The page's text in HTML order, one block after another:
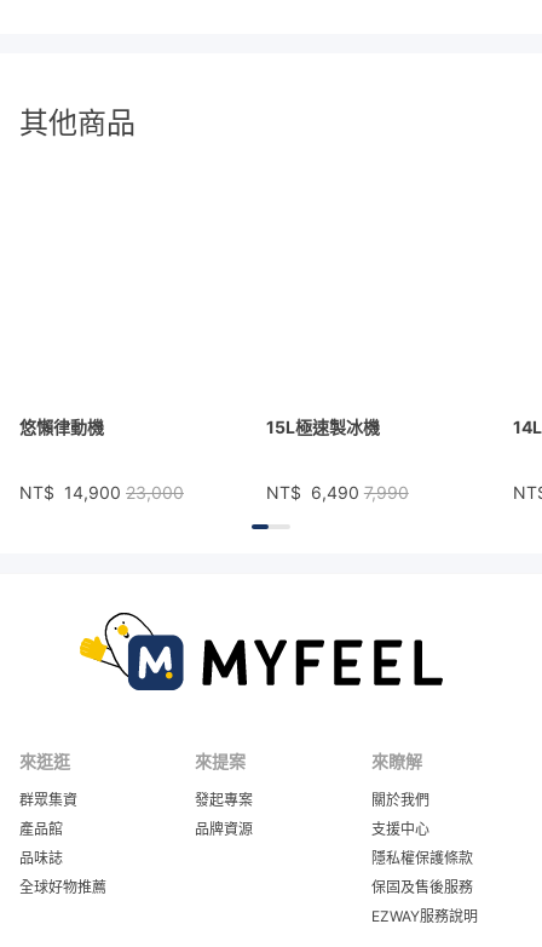
其他商品
悠懶律動機
NT$ 14,900 23,000
15L極速製冰機
NT$ 6,490 7,990
來逛逛
群眾集資
產品館
品味誌
全球好物推薦
來提案
發起專案
品牌資源
來瞭解
關於我們
支援中心
隱私權保護條款
保固及售後服務
EZWAY服務說明